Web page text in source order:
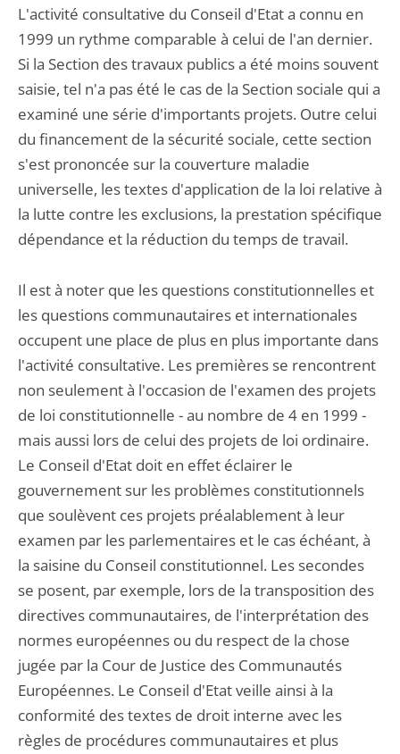
L'activité consultative du Conseil d'Etat a connu en
1999 un rythme comparable à celui de l'an dernier.
Si la Section des travaux publics a été moins souvent
saisie, tel n'a pas été le cas de la Section sociale qui a
examiné une série d'importants projets. Outre celui
du financement de la sécurité sociale, cette section
s'est prononcée sur la couverture maladie
universelle, les textes d'application de la loi relative à
la lutte contre les exclusions, la prestation spécifique
dépendance et la réduction du temps de travail.
Il est à noter que les questions constitutionnelles et
les questions communautaires et internationales
occupent une place de plus en plus importante dans
l'activité consultative. Les premières se rencontrent
non seulement à l'occasion de l'examen des projets
de loi constitutionnelle - au nombre de 4 en 1999 -
mais aussi lors de celui des projets de loi ordinaire.
Le Conseil d'Etat doit en effet éclairer le
gouvernement sur les problèmes constitutionnels
que soulèvent ces projets préalablement à leur
examen par les parlementaires et le cas échéant, à
la saisine du Conseil constitutionnel. Les secondes
se posent, par exemple, lors de la transposition des
directives communautaires, de l'interprétation des
normes européennes ou du respect de la chose
jugée par la Cour de Justice des Communautés
Européennes. Le Conseil d'Etat veille ainsi à la
conformité des textes de droit interne avec les
règles de procédures communautaires et plus